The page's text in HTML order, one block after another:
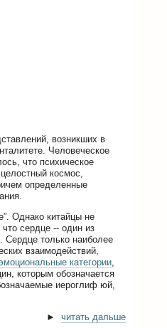
возникших в
Человеческое
что психическое
космос,
определенные
Однако китайцы не
сердце -- один из
Сердце только наиболее
взаимодействий,
категории
которым обозначается
иероглиф юй,
► читать дальше